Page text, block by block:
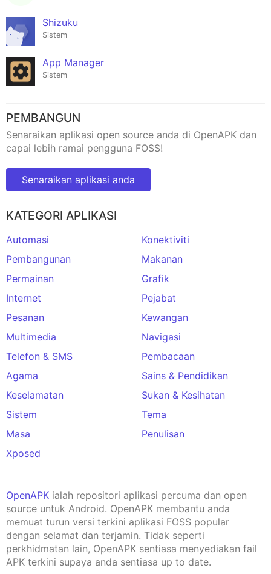
Shizuku
Sistem
App Manager
Sistem
PEMBANGUN
Senaraikan aplikasi open source anda di OpenAPK dan
capai lebih ramai pengguna FOSS!
Senaraikan aplikasi anda
KATEGORI APLIKASI
Automasi
Konektiviti
Pembangunan
Makanan
Permainan
Grafik
Internet
Pejabat
Pesanan
Kewangan
Multimedia
Navigasi
Telefon & SMS
Pembacaan
Agama
Sains & Pendidikan
Keselamatan
Sukan & Kesihatan
Sistem
Tema
Masa
Penulisan
Xposed
OpenAPK ialah repositori aplikasi percuma dan open
source untuk Android. OpenAPK membantu anda
memuat turun versi terkini aplikasi FOSS popular
dengan selamat dan terjamin. Tidak seperti
perkhidmatan lain, OpenAPK sentiasa menyediakan fail
APK terkini supaya anda sentiasa up to date.